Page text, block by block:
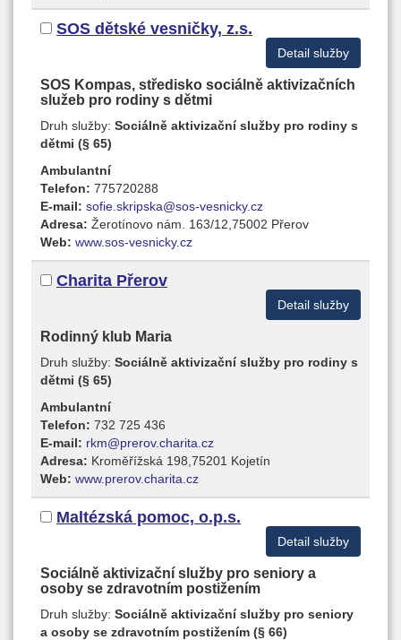
SOS dětské vesničky, z.s.
Detail služby
SOS Kompas, středisko sociálně aktivizačních
služeb pro rodiny s dětmi
Druh služby: Sociálně aktivizační služby pro rodiny s
dětmi (§ 65)
Ambulantní
Telefon: 775720288
E-mail: sofie.skripska@sos-vesnicky.cz
Adresa: Žerotínovo nám. 163/12,75002 Přerov
Web: www.sos-vesnicky.cz
Charita Přerov
Detail služby
Rodinný klub Maria
Druh služby: Sociálně aktivizační služby pro rodiny s
dětmi (§ 65)
Ambulantní
Telefon: 732 725 436
E-mail: rkm@prerov.charita.cz
Adresa: Kroměřížská 198,75201 Kojetín
Web: www.prerov.charita.cz
Maltézská pomoc, o.p.s.
Detail služby
Sociálně aktivizační služby pro seniory a
osoby se zdravotním postižením
Druh služby: Sociálně aktivizační služby pro seniory
a osoby se zdravotním postižením (§ 66)